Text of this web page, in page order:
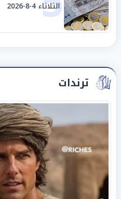
الثلاثاء 4-8-2026
ترندات